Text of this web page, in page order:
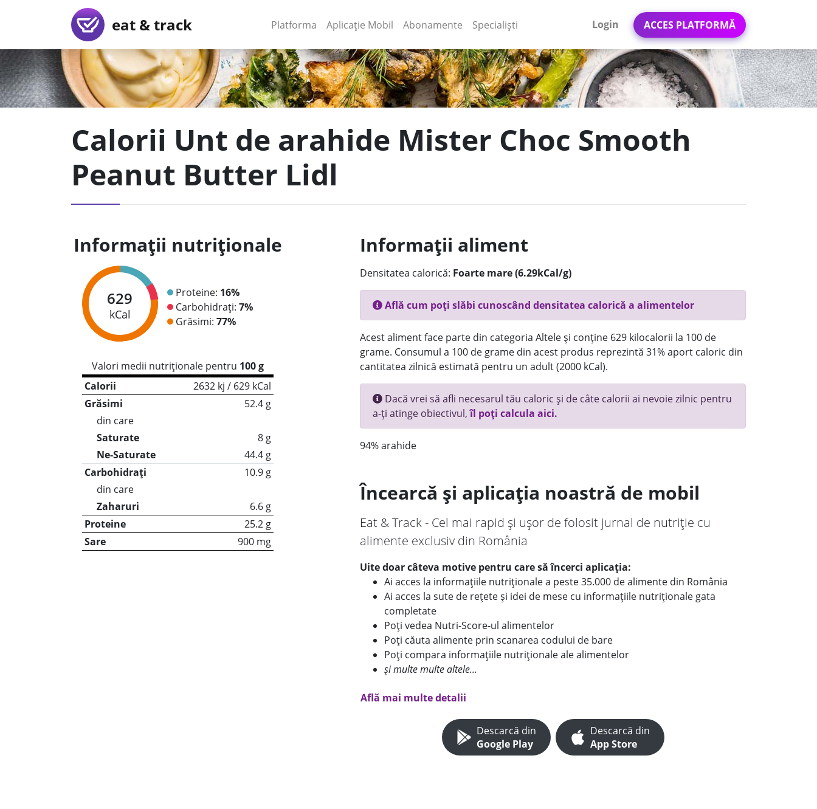
eat & track Platforma (current)
Aplicație Mobil (current)
Abonamente Specialiști Login ACCES PLATFORMĂ
Calorii Unt de arahide Mister Choc Smooth
Peanut Butter Lidl
Informații nutriționale
629
kCal
Proteine: 16%
Carbohidrați: 7%
Grăsimi: 77%
Valori medii nutriționale pentru 100 g
Calorii
2632 kj / 629 kCal
Grăsimi
52.4 g
din care
Saturate
8 g
Ne-Saturate
44.4 g
Carbohidrați
10.9 g
din care
Zaharuri
6.6 g
Proteine
25.2 g
Sare
900 mg
Informații aliment
Densitatea calorică: Foarte mare (6.29kCal/g)
Află cum poți slăbi cunoscând densitatea calorică a alimentelor
Acest aliment face parte din categoria Altele și conține 629 kilocalorii la 100 de
grame. Consumul a 100 de grame din acest produs reprezintă 31% aport caloric din
cantitatea zilnică estimată pentru un adult (2000 kCal).
Dacă vrei să afli necesarul tău caloric și de câte calorii ai nevoie zilnic pentru
a-ți atinge obiectivul,îl poți calcula aici.
94% arahide
Încearcă și aplicația noastră de mobil
Eat & Track - Cel mai rapid și ușor de folosit jurnal de nutriție cu
alimente exclusiv din România
Uite doar câteva motive pentru care să încerci aplicația:
Ai acces la informațiile nutriționale a peste 35.000 de alimente din România
Ai acces la sute de rețete și idei de mese cu informațiile nutriționale gata
completate
Poți vedea Nutri-Score-ul alimentelor
Poți căuta alimente prin scanarea codului de bare
Poți compara informațiile nutriționale ale alimentelor
și multe multe altele...
Află mai multe detalii
Descarcă din
Google Play
Descarcă din
App Store